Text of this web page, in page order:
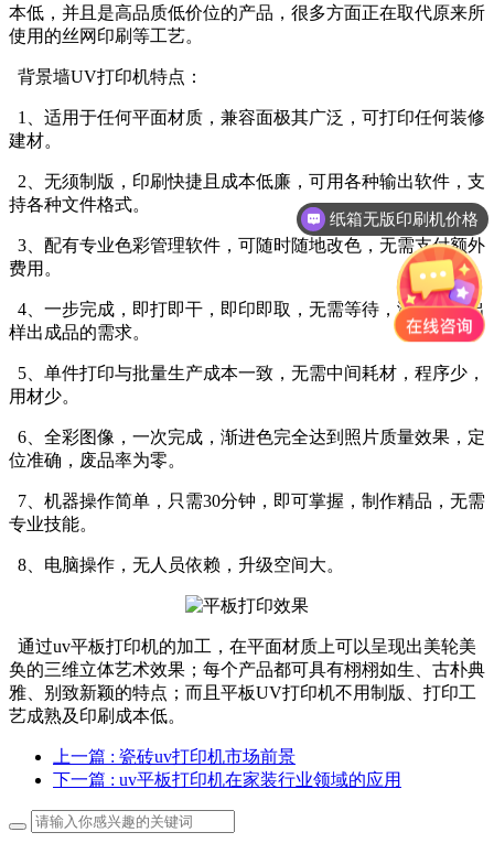
本低，并且是高品质低价位的产品，很多方面正在取代原来所
使用的丝网印刷等工艺。
背景墙UV打印机特点：
1、适用于任何平面材质，兼容面极其广泛，可打印任何装修
建材。
2、无须制版，印刷快捷且成本低廉，可用各种输出软件，支
持各种文件格式。
3、配有专业色彩管理软件，可随时随地改色，无需支付额外
费用。
4、一步完成，即打即干，即印即取，无需等待，满足快捷出
样出成品的需求。
5、单件打印与批量生产成本一致，无需中间耗材，程序少，
用材少。
6、全彩图像，一次完成，渐进色完全达到照片质量效果，定
位准确，废品率为零。
7、机器操作简单，只需30分钟，即可掌握，制作精品，无需
专业技能。
8、电脑操作，无人员依赖，升级空间大。
通过uv平板打印机的加工，在平面材质上可以呈现出美轮美
奂的三维立体艺术效果；每个产品都可具有栩栩如生、古朴典
雅、别致新颖的特点；而且平板UV打印机不用制版、打印工
艺成熟及印刷成本低。
上一篇 : 瓷砖uv打印机市场前景
下一篇 : uv平板打印机在家装行业领域的应用
纸箱无版印刷机价格